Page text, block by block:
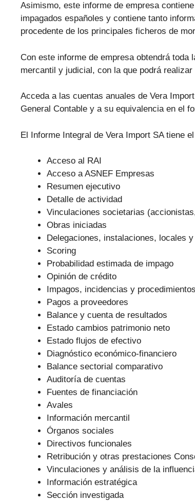
Asimismo, este informe de empresa
impagados españoles y contiene tanto
procedente de los principales ficheros de
Con este informe de empresa obtendrá
mercantil y judicial, con la que podrá
Acceda a las cuentas anuales de Vera
General Contable y a su equivalencia en el
El Informe Integral de Vera Import SA tiene
Acceso al RAI
Acceso a ASNEF Empresas
Resumen ejecutivo
Detalle de actividad
Vinculaciones societarias
Obras iniciadas
Delegaciones, instalaciones, locales
Scoring
Probabilidad estimada de impago
Opinión de crédito
Impagos, incidencias y
Pagos a proveedores
Balance y cuenta de resultados
Estado cambios patrimonio neto
Estado flujos de efectivo
Diagnóstico económico-financiero
Balance sectorial comparativo
Auditoría de cuentas
Fuentes de financiación
Avales
Información mercantil
Órganos sociales
Directivos funcionales
Retribución y otras prestaciones
Vinculaciones y análisis de la
Información estratégica
Sección investigada